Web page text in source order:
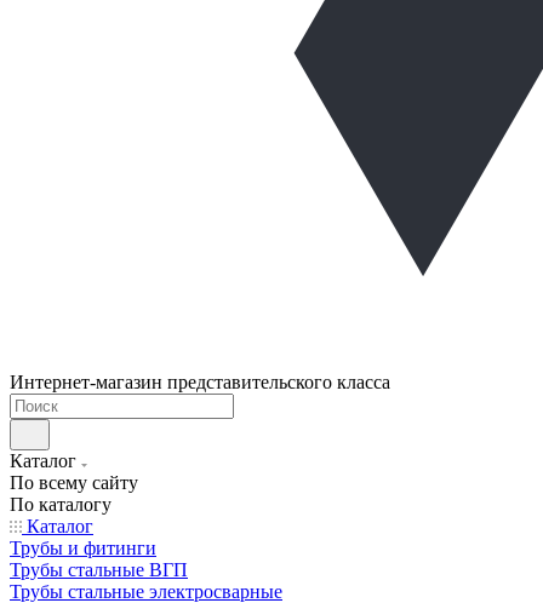
Интернет-магазин представительского класса
Каталог
По всему сайту
По каталогу
Каталог
Трубы и фитинги
Трубы стальные ВГП
Трубы стальные электросварные